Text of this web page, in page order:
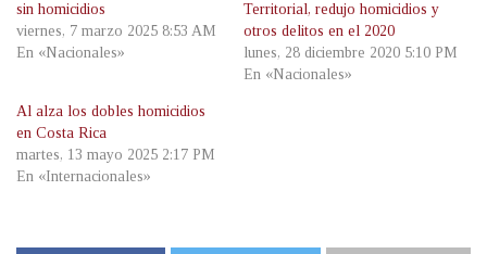
sin homicidios
viernes, 7 marzo 2025 8:53 AM
En «Nacionales»
Territorial, redujo homicidios y
otros delitos en el 2020
lunes, 28 diciembre 2020 5:10 PM
En «Nacionales»
Al alza los dobles homicidios
en Costa Rica
martes, 13 mayo 2025 2:17 PM
En «Internacionales»